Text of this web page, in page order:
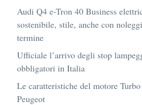
Audi Q4 e-Tron 40 Business
sostenibile, stile, anche con
termine
Ufficiale l’arrivo degli stop
obbligatori in Italia
Le caratteristiche del motore
Peugeot